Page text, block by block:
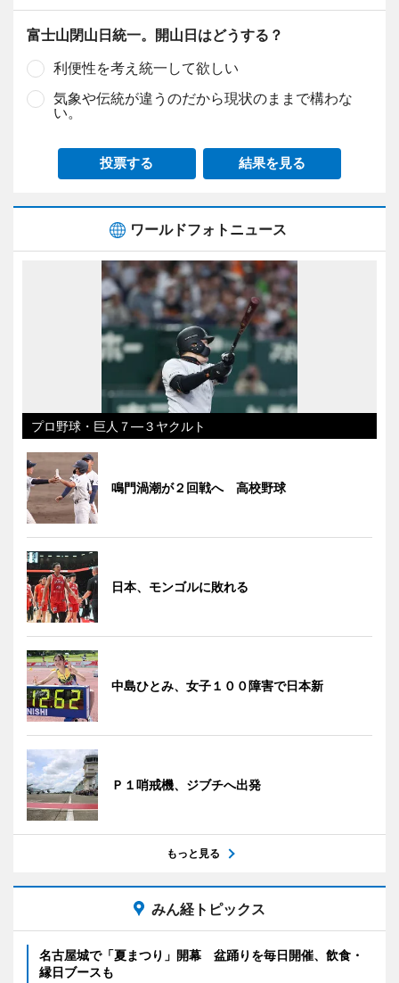
富士山閉山日統一。開山日はどうする？
利便性を考え統一して欲しい
気象や伝統が違うのだから現状のままで構わな
い。
投票する 結果を見る
ワールドフォトニュース
プロ野球・巨人７―３ヤクルト
鳴門渦潮が２回戦へ 高校野球
日本、モンゴルに敗れる
中島ひとみ、女子１００障害で日本新
Ｐ１哨戒機、ジブチへ出発
もっと見る
みん経トピックス
名古屋城で「夏まつり」開幕 盆踊りを毎日開催、飲食・
縁日ブースも